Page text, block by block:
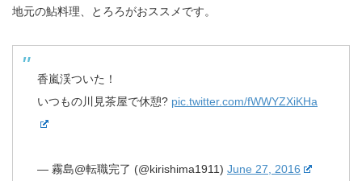
地元の鮎料理、とろろがおススメです。
香嵐渓ついた！
いつもの川見茶屋で休憩? pic.twitter.com/fWWYZXiKHa
— 霧島@転職完了 (@kirishima1911) June 27, 2016